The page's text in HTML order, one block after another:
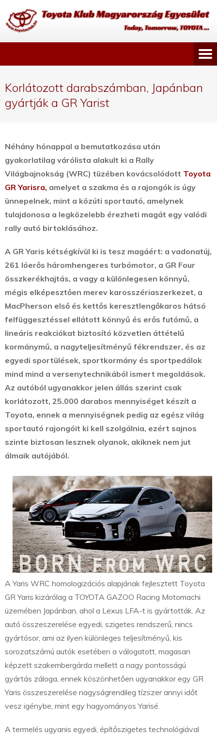
Korlátozott darabszámban, Japánban
gyártják a GR Yarist
Néhány hónappal a bemutatkozása után
gyakorlatilag várólista alakult ki a Rally
Világbajnokság (WRC) tüzében kovácsolódott Toyota
GR Yarisra, amelyet a szakma és a rajongók is úgy
ünnepelnek, mint a közúti sportautó, amelynek
tulajdonosa a legközelebb érezheti magát egy valódi
rally autó birtoklásához.
A GR Yaris kétségkívül ki is tesz magáért: a vadonatúj,
261 lóerős háromhengeres turbómotor, a GR Four
összkerékhajtás, a vagy a különlegesen könnyű,
mégis elképesztően merev karosszériaszerkezet, a
MacPherson első és kettős keresztlengőkaros hátsó
felfüggesztéssel ellátott könnyű és erős futómű, a
lineáris reakciókat biztosító közvetlen áttételű
kormánymű, a nagyteljesítményű fékrendszer, és az
egyedi sportülések, sportkormány és sportpedálok
mind mind a versenytechnikából ismert megoldások.
Az autóból ugyanakkor jelen állás szerint csak
korlátozott, 25.000 darabos mennyiséget készít a
Toyota, ennek a mennyiségnek pedig az egész világ
sportautó rajongóit ki kell szolgálnia, ezért sajnos
szinte biztosan lesznek olyanok, akiknek nem jut
álmaik autójából.
A Yaris WRC homologizációs alapjának fejlesztett Toyota
GR Yaris kizárólag a TOYOTA GAZOO Racing Motomachi
üzemében Japánban, ahol a Lexus LFA-t is gyártották. Az
autó összeszerelése egyedi, szigetes rendszerű, nincs
gyártósor, ami az ilyen különleges teljesítményű, kis
sorozatszámú autók esetében a válogatott, magasan
képzett szakembergárda mellett a nagy pontosságú
gyártás záloga, ennek köszönhetően ugyanakkor egy GR
Yaris összeszerelése nagyságrendileg tízszer annyi időt
vesz igénybe, mint egy hagyományos Yarisé.
A termelés ugyanis egyedi, építőszigetes technológiával